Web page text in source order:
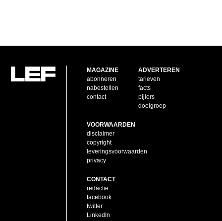
MAGAZINE
abonneren
nabestellen
contact
ADVERTEREN
tarieven
facts
pijlers
doelgroep
VOORWAARDEN
disclaimer
copyright
leveringsvoorwaarden
privacy
CONTACT
redactie
facebook
twitter
LinkedIn